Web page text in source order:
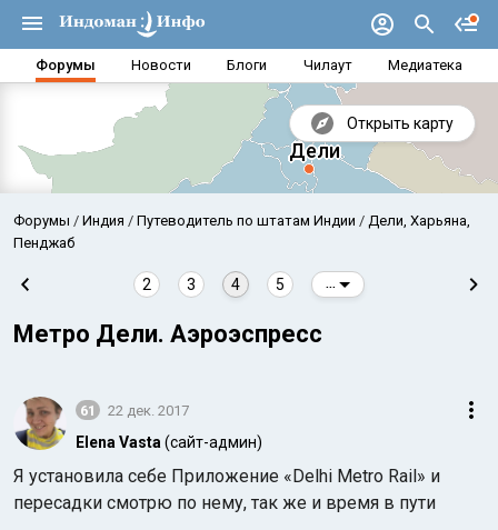
Форумы Новости Блоги Чилаут Медиатека
Открыть карту
Аравийское море
Форумы Индия Путеводитель по штатам Индии
Дели, Харьяна,
Пенджаб
2 3 4 5
Метро Дели. Аэроэспресс
61 22 дек. 2017
Elena Vasta (сайт-админ)
Я установила себе Приложение «Delhi Metro Rail» и
пересадки смотрю по нему, так же и время в пути